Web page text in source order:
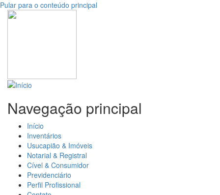
Pular para o conteúdo principal
Navegação principal
Início
Inventários
Usucapião & Imóveis
Notarial & Registral
Cível & Consumidor
Previdenciário
Perfil Profissional